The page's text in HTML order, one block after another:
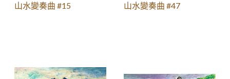
山水變奏曲 #15 山水變奏曲 #47